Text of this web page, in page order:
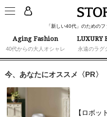
「新しい40代」のための
Aging Fashion
40代からの大人オシャレ
LUXURY
永遠のラグ
今、あなたにオススメ〈PR〉
【ロボッ